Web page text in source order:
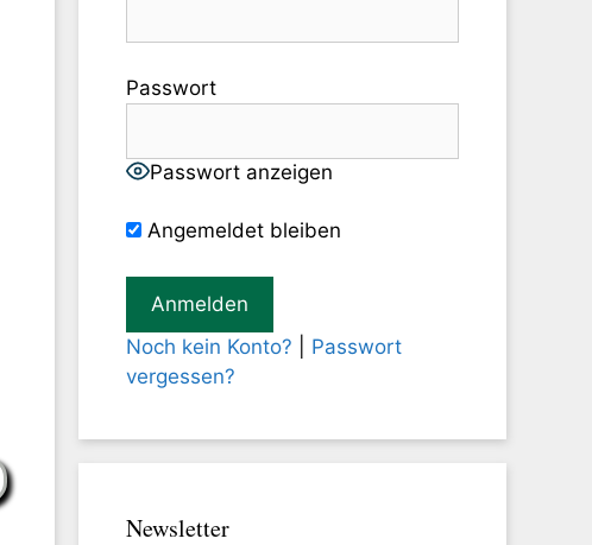
Passwort
Passwort anzeigen
Angemeldet bleiben
Noch kein Konto?
Passwort
vergessen?
Newsletter